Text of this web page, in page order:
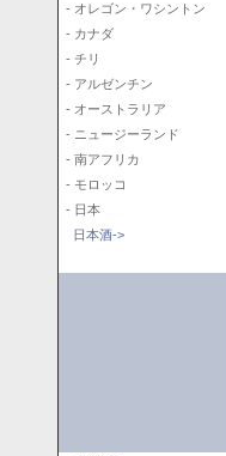
- オレゴン・ワシントン
- カナダ
- チリ
- アルゼンチン
- オーストラリア
- ニュージーランド
- 南アフリカ
- モロッコ
- 日本
日本酒->